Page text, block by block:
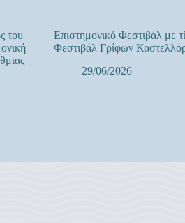
του
Επιστημονικό Φεστιβάλ με
Φεστιβάλ Γρίφων
29/06/2026